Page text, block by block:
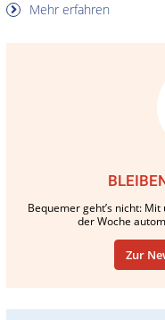
Mehr erfahren
Bequemer geht’s nicht:
der Woche
Zur